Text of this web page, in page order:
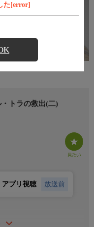
た[error]
トラの救出(二)
アプリ視聴 放送前